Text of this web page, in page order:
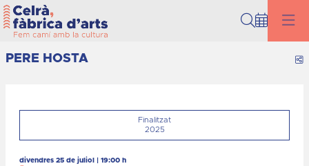
PERE HOSTA
Finalitzat
2025
divendres 25 de juliol
19:00 h